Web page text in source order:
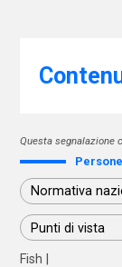
Questa segnalazione
Normativa
Punti di vista
Fish